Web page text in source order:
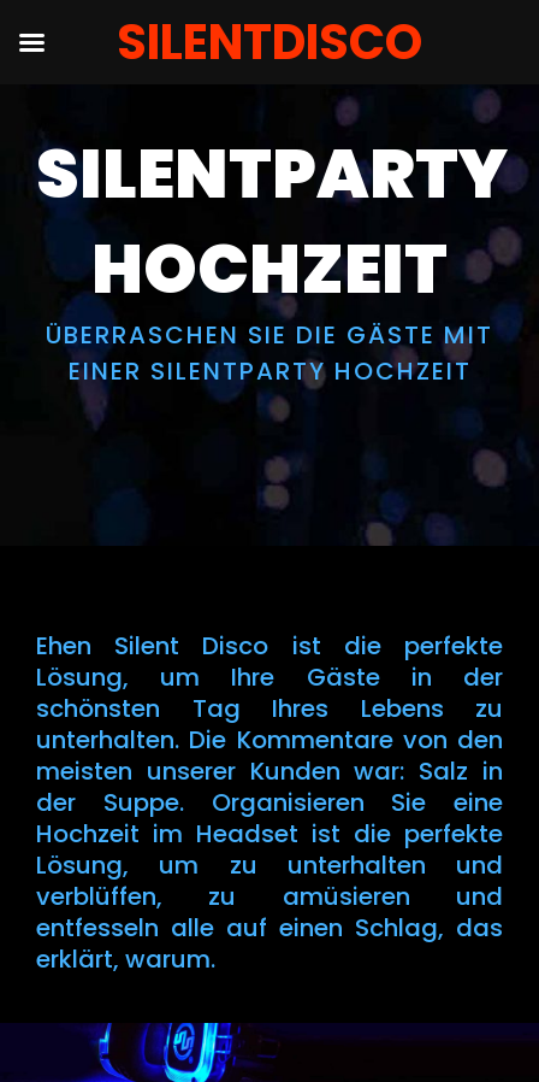
contenuto
SILENTPARTY
HOCHZEIT
ÜBERRASCHEN SIE DIE GÄSTE MIT
EINER SILENTPARTY HOCHZEIT
Ehen Silent Disco ist die perfekte
Lösung, um Ihre Gäste in der
schönsten Tag Ihres Lebens zu
unterhalten. Die Kommentare von den
meisten unserer Kunden war: Salz in
der Suppe. Organisieren Sie eine
Hochzeit im Headset ist die perfekte
Lösung, um zu unterhalten und
verblüffen, zu amüsieren und
entfesseln alle auf einen Schlag, das
erklärt, warum.
SILENTDISCO